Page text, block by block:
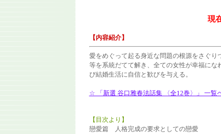
現
【内容紹介】
愛をめぐって起る身近な問題の根源をさぐ
等を系統だてて解き、全ての女性が幸福に
び結婚生活に自信と歓びを与える。
☆ 「新選 谷口雅春法話集 〈全12巻〉」 一覧
【目次より】
戀愛篇 人格完成の要求としての戀愛